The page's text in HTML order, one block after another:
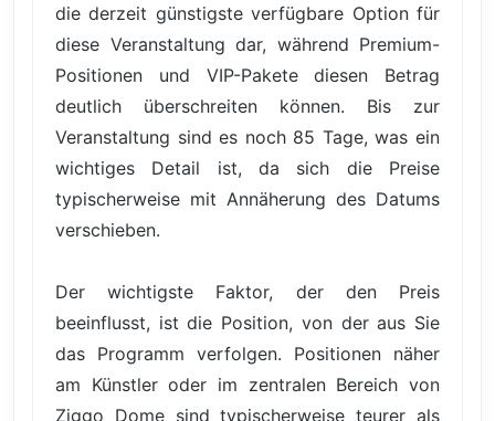
die derzeit günstigste verfügbare Option für
diese Veranstaltung dar, während Premium-
Positionen und VIP-Pakete diesen Betrag
deutlich überschreiten können. Bis zur
Veranstaltung sind es noch 85 Tage, was ein
wichtiges Detail ist, da sich die Preise
typischerweise mit Annäherung des Datums
verschieben.
Der wichtigste Faktor, der den Preis
beeinflusst, ist die Position, von der aus Sie
das Programm verfolgen. Positionen näher
am Künstler oder im zentralen Bereich von
Ziggo Dome sind typischerweise teurer als